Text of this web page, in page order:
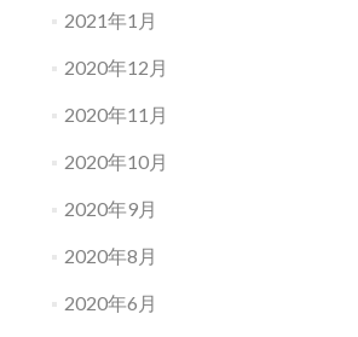
2021年1月
2020年12月
2020年11月
2020年10月
2020年9月
2020年8月
2020年6月